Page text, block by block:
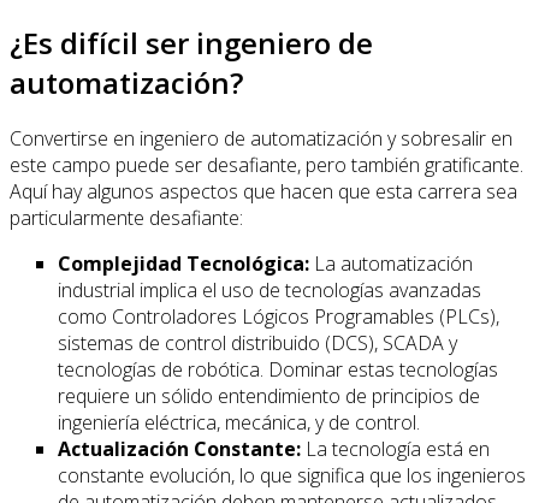
¿Es difícil ser ingeniero de
automatización?
Convertirse en ingeniero de automatización y sobresalir en
este campo puede ser desafiante, pero también gratificante.
Aquí hay algunos aspectos que hacen que esta carrera sea
particularmente desafiante:
Complejidad Tecnológica: La automatización
industrial implica el uso de tecnologías avanzadas
como Controladores Lógicos Programables (PLCs),
sistemas de control distribuido (DCS), SCADA y
tecnologías de robótica. Dominar estas tecnologías
requiere un sólido entendimiento de principios de
ingeniería eléctrica, mecánica, y de control.
Actualización Constante: La tecnología está en
constante evolución, lo que significa que los ingenieros